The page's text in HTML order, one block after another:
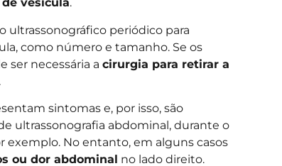
ultrassonográfico periódico para
como número e tamanho. Se os
ser necessária a cirurgia para retirar a
sintomas e, por isso, são
ultrassonografia abdominal, durante o
exemplo. No entanto, em alguns casos
ou dor abdominal no lado direito.